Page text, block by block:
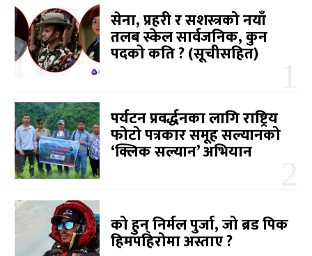
सेना, प्रहरी र सशस्त्रको नयाँ
तलब स्केल सार्वजनिक, कुन
पदको कति ? (सूचीसहित)
पर्यटन प्रवर्द्धनका लागि राष्ट्रिय
फोटो पत्रकार समूह सल्यानको
‘क्लिक सल्यान’ अभियान
को हुन् निर्मल पुर्जा, जो ब्रड पिक
हिमपहिरोमा अस्ताए ?